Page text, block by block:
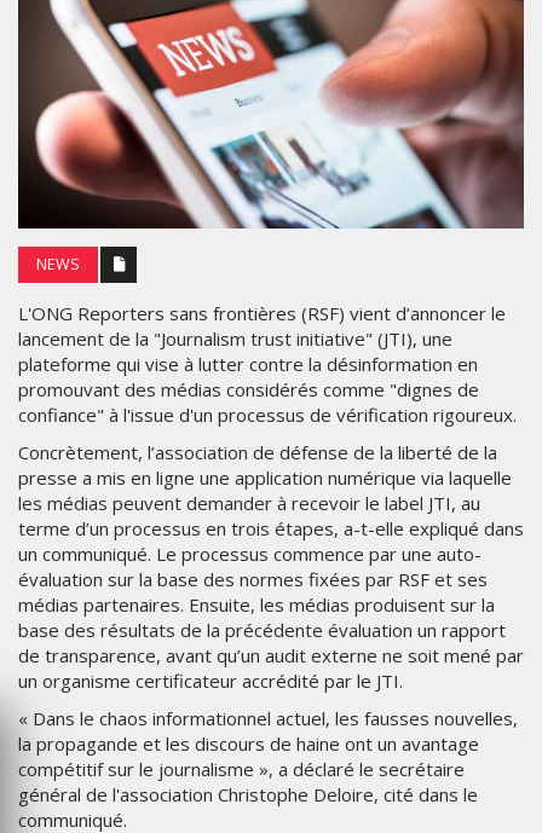
NEWS
L'ONG Reporters sans frontières (RSF) vient d’annoncer le
lancement de la "Journalism trust initiative" (JTI), une
plateforme qui vise à lutter contre la désinformation en
promouvant des médias considérés comme "dignes de
confiance" à l'issue d'un processus de vérification rigoureux.
Concrètement, l’association de défense de la liberté de la
presse a mis en ligne une application numérique via laquelle
les médias peuvent demander à recevoir le label JTI, au
terme d’un processus en trois étapes, a-t-elle expliqué dans
un communiqué. Le processus commence par une auto-
évaluation sur la base des normes fixées par RSF et ses
médias partenaires. Ensuite, les médias produisent sur la
base des résultats de la précédente évaluation un rapport
de transparence, avant qu’un audit externe ne soit mené par
un organisme certificateur accrédité par le JTI.
« Dans le chaos informationnel actuel, les fausses nouvelles,
la propagande et les discours de haine ont un avantage
compétitif sur le journalisme », a déclaré le secrétaire
général de l'association Christophe Deloire, cité dans le
communiqué.